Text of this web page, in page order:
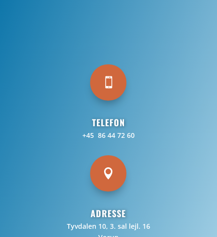

TELEFON
+45 86 44 72 60

ADRESSE
Tyvdalen 10, 3. sal lejl. 16